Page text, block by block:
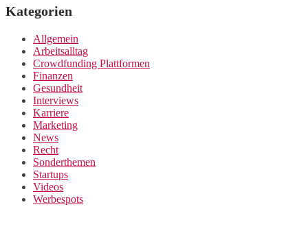
Kategorien
Allgemein
Arbeitsalltag
Crowdfunding Plattformen
Finanzen
Gesundheit
Interviews
Karriere
Marketing
News
Recht
Sonderthemen
Startups
Videos
Werbespots